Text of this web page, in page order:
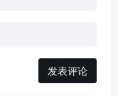
发表评论